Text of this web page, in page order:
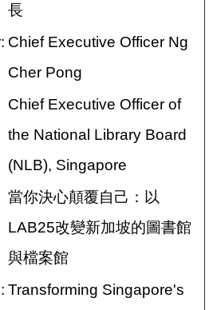
長
Chief Executive Officer Ng
Cher Pong
Chief Executive Officer of
the National Library Board
(NLB), Singapore
當你決心顛覆自己：以
LAB25改變新加坡的圖書館
與檔案館
Transforming Singapore's